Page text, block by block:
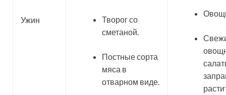
Ужин
Творог со
сметаной.
Постные сорта
мяса в
отварном виде.